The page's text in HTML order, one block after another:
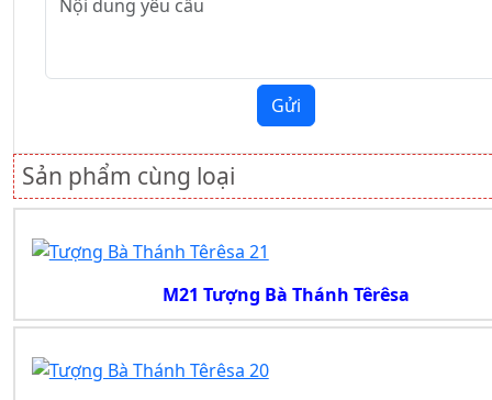
Gửi
Sản phẩm cùng loại
M21 Tượng Bà Thánh Têrêsa